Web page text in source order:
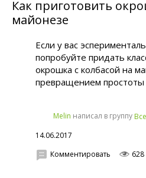
Как приготовить
майонезе
Если у вас
попробуйте придать
окрошка с колбасой на
превращением простоты
Melin написал в группу
14.06.2017
Комментировать